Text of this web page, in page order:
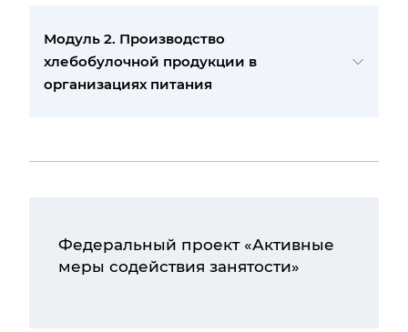
Модуль 2. Производство
хлебобулочной продукции в
организациях питания
Федеральный проект «Активные
меры содействия занятости»